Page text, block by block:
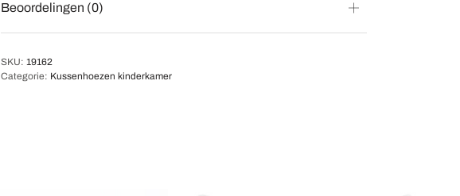
Beoordelingen (0)
SKU: 19162
Categorie: Kussenhoezen kinderkamer